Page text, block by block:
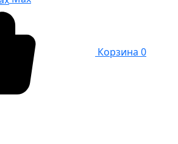
Корзина 0